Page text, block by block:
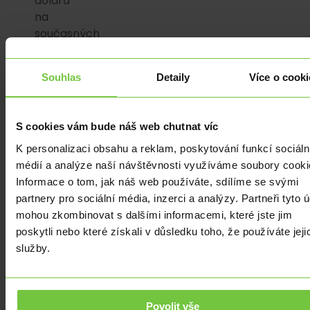
Souhlas Detaily Více o
S cookies vám bude náš web chutnat víc
K personalizaci obsahu a reklam, poskytování funkcí
médií a analýze naší návštěvnosti využíváme soubory
Informace o tom, jak náš web používáte, sdílíme se svými
partnery pro sociální média, inzerci a analýzy. Partneři tyto
mohou zkombinovat s dalšími informacemi, které jste jim
poskytli nebo které získali v důsledku toho, že používáte
služby.
Povolit vše
na
současných
dolarů.
Trh
americké
vládní
shutdowny,
hrozby
cel
prezidenta
Donalda
Trumpa,
legislativy